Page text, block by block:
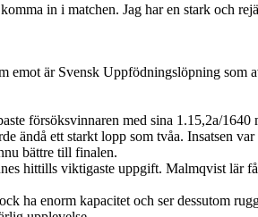
in i matchen. Jag har en stark och
är Svensk Uppfödningslöpning som
försöksvinnaren med sina 1.15,2a/1640
ett starkt lopp som tvåa. Insatsen
bättre till finalen.
hittills viktigaste uppgift. Malmqvist lär
ha enorm kapacitet och ser dessutom